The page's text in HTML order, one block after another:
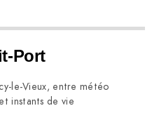
Port
le-Vieux, entre météo
instants de vie